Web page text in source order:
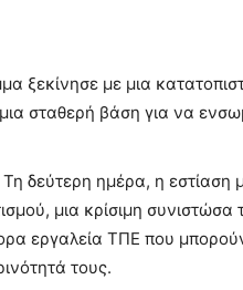
ξεκίνησε με μια
σταθερή βάση για να
Τη δεύτερη ημέρα, η εστίαση
μια κρίσιμη συνιστώσα
εργαλεία ΤΠΕ που
τους.